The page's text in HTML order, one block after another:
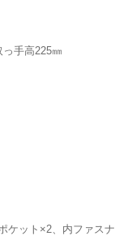
手高225㎜
ケット×2、内ファスナ